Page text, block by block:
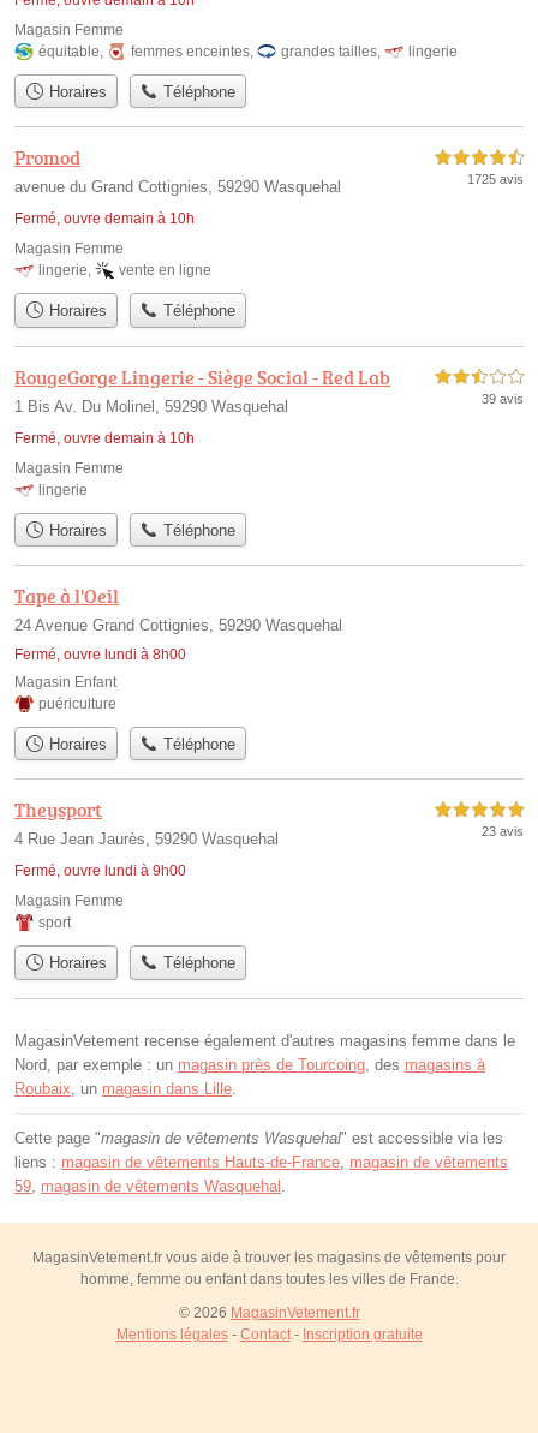
Magasin Femme
équitable
femmes enceintes grandes tailles lingerie
Horaires Téléphone
Promod
avenue du Grand Cottignies, 59290 Wasquehal
Fermé, ouvre demain à 10h
4,5 étoiles sur 5
1725 avis
Magasin Femme
lingerie, vente en ligne
Horaires Téléphone
RougeGorge Lingerie - Siège Social - Red Lab
1 Bis Av. Du Molinel, 59290 Wasquehal
Fermé, ouvre demain à 10h
2,5 étoiles sur 5
39 avis
Magasin Femme
lingerie
Horaires Téléphone
Tape à l'Oeil
24 Avenue Grand Cottignies, 59290 Wasquehal
Fermé, ouvre lundi à 8h00
Magasin Enfant
puériculture
Horaires Téléphone
Theysport
4 Rue Jean Jaurès, 59290 Wasquehal
Fermé, ouvre lundi à 9h00
5,0 étoiles sur 5
23 avis
Magasin Femme
sport
Horaires Téléphone
MagasinVetement recense également d'autres magasins femme dans le
Nord, par exemple : un magasin près de Tourcoing , des magasins à
Roubaix , un magasin dans Lille
Cette page "magasin de vêtements Wasquehal" est accessible via les
liens : magasin de vêtements Hauts-de-France magasin de vêtements
59 magasin de vêtements Wasquehal
MagasinVetement.fr vous aide à trouver les magasins de vêtements pour
homme, femme ou enfant dans toutes les villes de France.
© 2026 MagasinVetement.fr
Mentions légales- Contact- Inscription gratuite